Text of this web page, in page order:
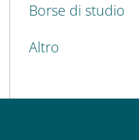
Borse di studio
Altro